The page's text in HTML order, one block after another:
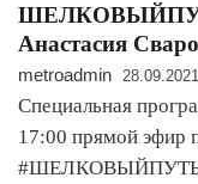
Анастасия
metroadmin
Специальная
17:00 прямой эфир